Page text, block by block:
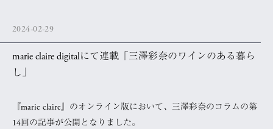
2024-02-29
marie claire digitalにて連載「三澤彩奈のワインのある暮ら
し」
『marie claire』のオンライン版において、三澤彩奈のコラムの第
14回の記事が公開となりました。